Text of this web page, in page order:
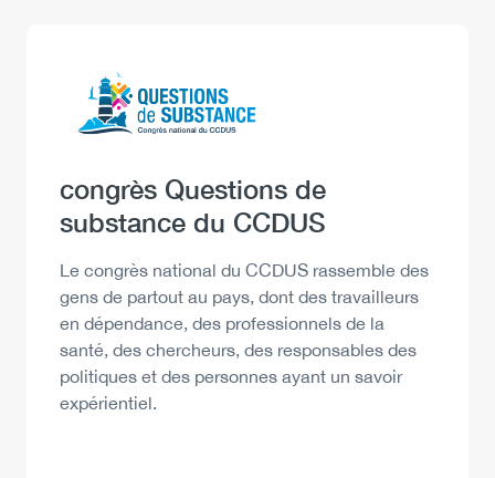
Heading
congrès Questions de
substance du CCDUS
Description
Le congrès national du CCDUS rassemble des
gens de partout au pays, dont des travailleurs
en dépendance, des professionnels de la
santé, des chercheurs, des responsables des
politiques et des personnes ayant un savoir
expérientiel.